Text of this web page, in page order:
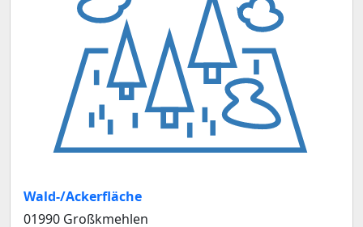
Wald-/Ackerfläche
01990 Großkmehlen